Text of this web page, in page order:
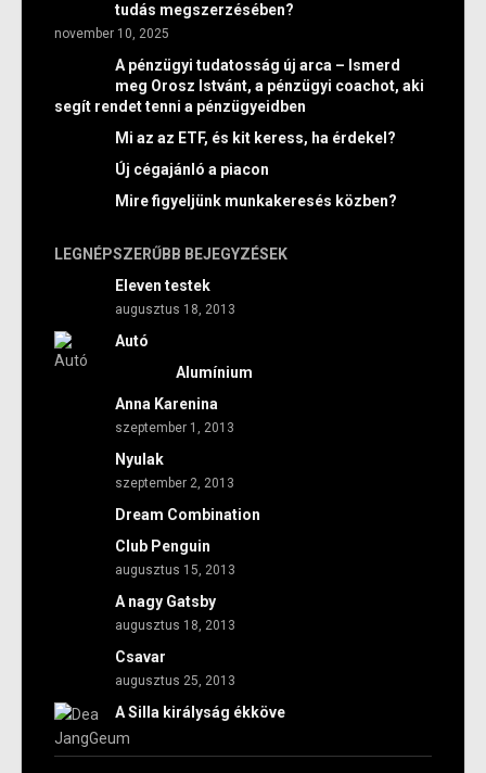
tudás megszerzésében?
november 10, 2025
A pénzügyi tudatosság új arca – Ismerd
meg Orosz Istvánt, a pénzügyi coachot, aki
segít rendet tenni a pénzügyeidben
Mi az az ETF, és kit keress, ha érdekel?
Új cégajánló a piacon
Mire figyeljünk munkakeresés közben?
LEGNÉPSZERŰBB BEJEGYZÉSEK
Eleven testek
augusztus 18, 2013
Autó
Alumínium
Anna Karenina
szeptember 1, 2013
Nyulak
szeptember 2, 2013
Dream Combination
Club Penguin
augusztus 15, 2013
A nagy Gatsby
augusztus 18, 2013
Csavar
augusztus 25, 2013
A Silla királyság ékköve